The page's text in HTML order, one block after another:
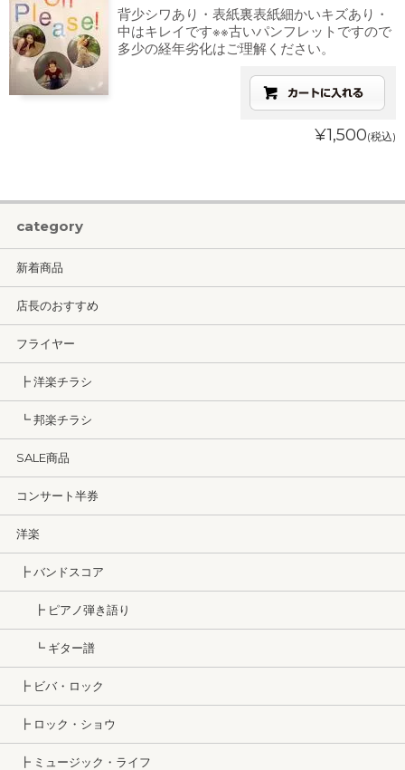
背少シワあり・表紙裏表紙細かいキズあり・
中はキレイです※※古いパンフレットですので
多少の経年劣化はご理解ください。
¥1,500(税込)
category
新着商品
店長のおすすめ
フライヤー
┣ 洋楽チラシ
┗ 邦楽チラシ
SALE商品
コンサート半券
洋楽
┣ バンドスコア
┣ ピアノ弾き語り
┗ ギター譜
┣ ビバ・ロック
┣ ロック・ショウ
┣ ミュージック・ライフ